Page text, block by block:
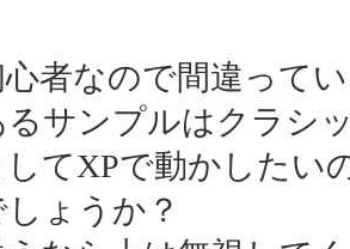
心者なので間違って
るサンプルはクラシ
してXPで動かしたい
ょうか？